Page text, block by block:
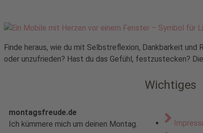
Finde heraus, wie du mit Selbstreflexion, Dankbarkeit
oder unzufrieden? Hast du das Gefühl, festzustecken?
montagsfreude.de
Ich kümmere mich um deinen Montag.
Wichtiges